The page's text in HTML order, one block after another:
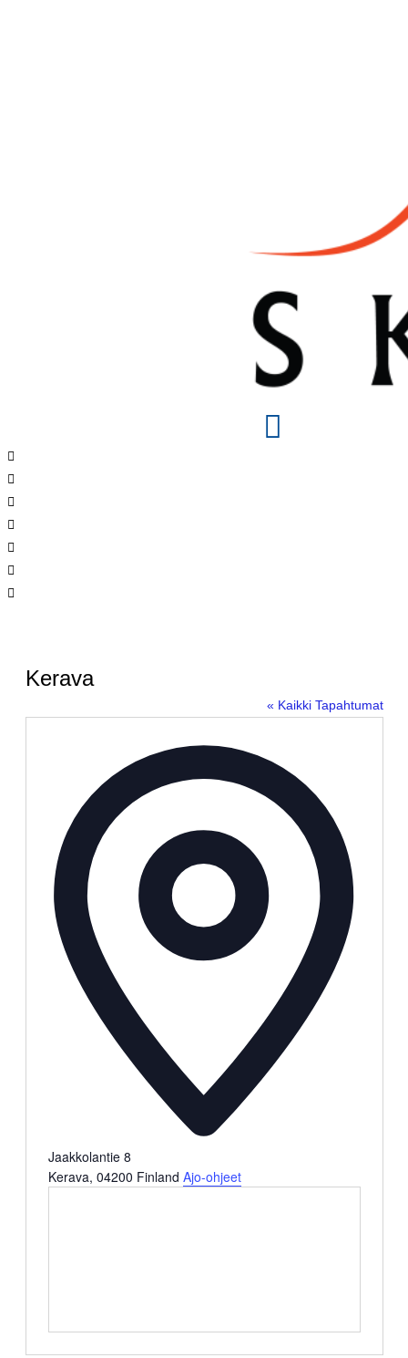
Kerava
« Kaikki Tapahtumat
Jaakkolantie 8
Kerava, 04200 Finland Ajo-ohjeet